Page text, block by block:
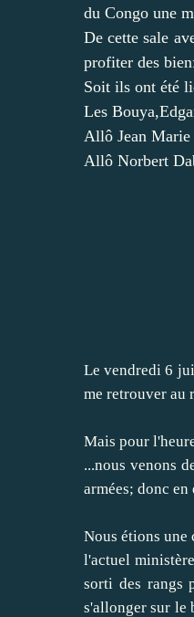
du Congo une
De cette sale
profiter des
Soit ils ont été
Les
Allô Jean Marie
Allô Norbert
Le vendredi 6
me retrouver au
Mais pour
...nous venons
armées; donc
Nous étions une
l'actuel
sorti des rangs
s'allonger sur le